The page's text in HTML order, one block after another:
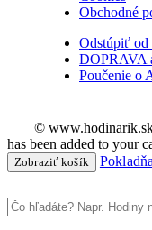
Obchodné
Odstúpiť od
DOPRAVA
Poučenie o
©
has been added to your
Zobraziť košík Pokladňa